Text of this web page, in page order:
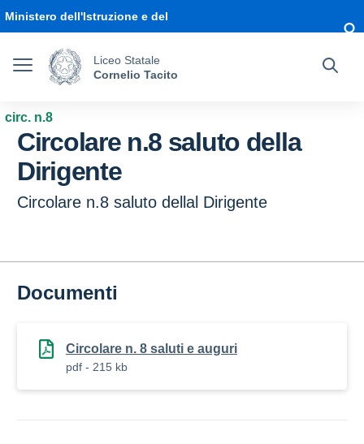
Ministero dell'Istruzione e del
Liceo Statale
Cornelio Tacito
circ. n.8
Circolare n.8 saluto della
Dirigente
Circolare n.8 saluto dellal Dirigente
Documenti
Circolare n. 8 saluti e auguri
pdf - 215 kb